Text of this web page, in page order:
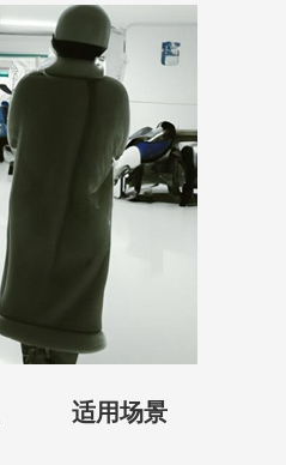
适用场景